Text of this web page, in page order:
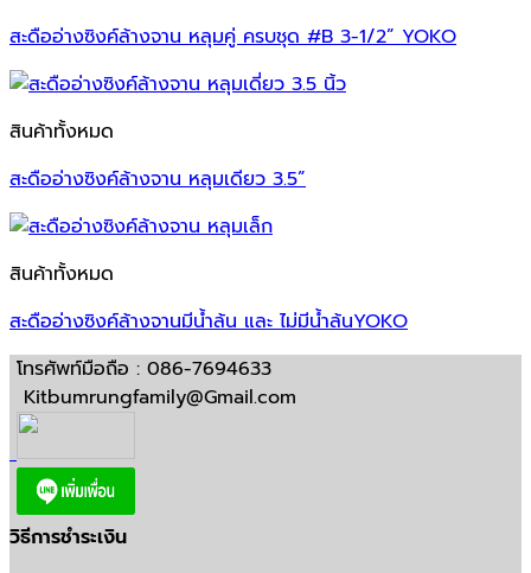
สะดืออ่างซิงค์ล้างจาน หลุมคู่ ครบชุด #B 3-1/2” YOKO
สินค้าทั้งหมด
สะดืออ่างซิงค์ล้างจาน หลุมเดียว 3.5”
สินค้าทั้งหมด
สะดืออ่างซิงค์ล้างจานมีน้ำล้น และ ไม่มีน้ำล้นYOKO
โทรศัพท์มือถือ : 086-7694633
Kitbumrungfamily@Gmail.com
วิธีการชำระเงิน